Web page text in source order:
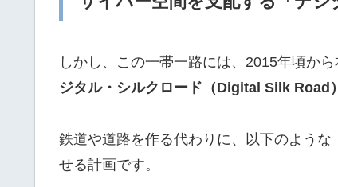
しかし、この一帯一路には、2015年頃か
ジタル・シルクロード（Digital Silk Road
鉄道や道路を作る代わりに、以下のよう
せる計画です。